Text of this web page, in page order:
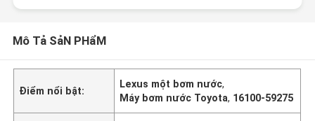
Mô Tả SảN PHẩM
Điểm nổi bật:
Lexus một bơm nước,
Máy bơm nước Toyota, 16100-59275